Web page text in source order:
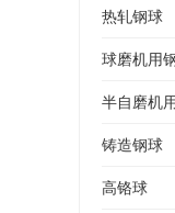
热轧钢球
球磨机用
半自磨机
铸造钢球
高铬球